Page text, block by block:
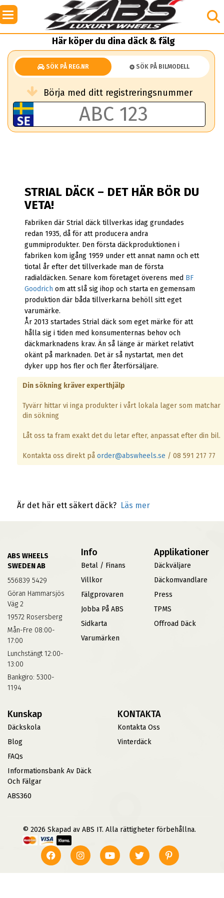
Här köper du dina däck & fälg
SÖK PÅ REG.NR SÖK PÅ BILMODELL
Börja med ditt registreringsnummer
STRIAL DÄCK – DET HÄR BÖR DU
VETA!
Fabriken där Strial däck tillverkas idag grundades
redan 1935, då för att producera andra
gummiprodukter. Den första däckproduktionen i
fabriken kom igång 1959 under ett annat namn och ett
tiotal år efter det tillverkade man de första
radialdäcken. Senare kom företaget överens med BF
Goodrich om att slå sig ihop och starta en gemensam
produktion där båda tillverkarna behöll sitt eget
varumärke.
År 2013 startades Strial däck som eget märke för att
hålla sig i tiden med konsumenternas behov och
däckmarknadens krav. Än så länge är märket relativt
okänt på marknaden. Det är så nystartat, men det
dyker upp hos fler och fler återförsäljare.
Din sökning kräver experthjälp
Tyvärr hittar vi inga produkter i vårt lokala lager som matchar
din sökning
Låt oss ta fram exakt det du letar efter, anpassat efter din bil.
Kontakta oss direkt påorder@abswheels.se / 08 591 217 77
Är det här ett säkert däck? Läs mer
ABS WHEELS
SWEDEN AB
556839 5429
Göran Hammarsjös
Väg 2
19572 Rosersberg
Mån-Fre 08:00-
17:00
Lunchstängt 12:00-
13:00
Bankgiro: 5300-
1194
Info
Betal / Finans
Villkor
Fälgprovaren
Jobba På ABS
Sidkarta
Varumärken
Applikationer
Däckväljare
Däckomvandlare
Press
TPMS
Offroad Däck
Kunskap
Däckskola
Blog
FAQs
Informationsbank Av Däck
Och Fälgar
ABS360
KONTAKTA
Kontakta Oss
Vinterdäck
© 2026 Skapad av ABS IT. Alla rättigheter förbehållna.